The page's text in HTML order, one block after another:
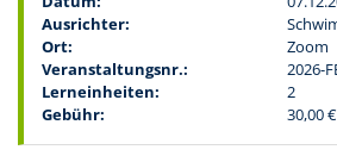
Ausrichter:
Ort:
Zoom
Veranstaltungsnr.:
2026-
Lerneinheiten:
2
Gebühr:
30,00